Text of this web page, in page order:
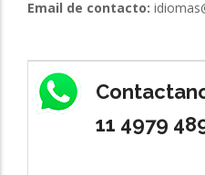
Email de contacto:
11 4979